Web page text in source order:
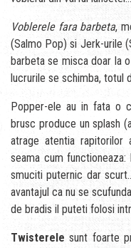
Voblerele fara barbeta,
(Salmo Pop) si Jerk-urile
barbeta se misca doar la
lucrurile se schimba, totul
Popper-ele au in fata o
brusc produce un splash
atrage atentia
seama cum
smuciti puternic dar
avantajul ca nu se
de bradis il puteti folosi
Twisterele sunt foarte